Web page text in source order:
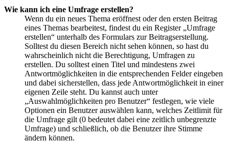
Wie kann ich eine Umfrage erstellen?
Wenn du ein neues Thema eröffnest oder den ersten Beitrag
eines Themas bearbeitest, findest du ein Register „Umfrage
erstellen“ unterhalb des Formulars zur Beitragserstellung.
Solltest du diesen Bereich nicht sehen können, so hast du
wahrscheinlich nicht die Berechtigung, Umfragen zu
erstellen. Du solltest einen Titel und mindestens zwei
Antwortmöglichkeiten in die entsprechenden Felder eingeben
und dabei sicherstellen, dass jede Antwortmöglichkeit in einer
eigenen Zeile steht. Du kannst auch unter
„Auswahlmöglichkeiten pro Benutzer“ festlegen, wie viele
Optionen ein Benutzer auswählen kann, welches Zeitlimit für
die Umfrage gilt (0 bedeutet dabei eine zeitlich unbegrenzte
Umfrage) und schließlich, ob die Benutzer ihre Stimme
ändern können.